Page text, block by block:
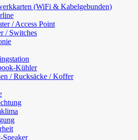
(WiFi & Kabelgebunden)
/ Access Point
/ Switches
Kühler
/ Rucksäcke / Koffer
Speaker